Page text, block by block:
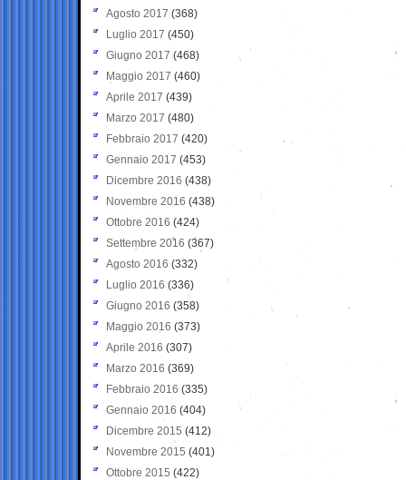
Agosto 2017 (368)
Luglio 2017 (450)
Giugno 2017 (468)
Maggio 2017 (460)
Aprile 2017 (439)
Marzo 2017 (480)
Febbraio 2017 (420)
Gennaio 2017 (453)
Dicembre 2016 (438)
Novembre 2016 (438)
Ottobre 2016 (424)
Settembre 2016 (367)
Agosto 2016 (332)
Luglio 2016 (336)
Giugno 2016 (358)
Maggio 2016 (373)
Aprile 2016 (307)
Marzo 2016 (369)
Febbraio 2016 (335)
Gennaio 2016 (404)
Dicembre 2015 (412)
Novembre 2015 (401)
Ottobre 2015 (422)